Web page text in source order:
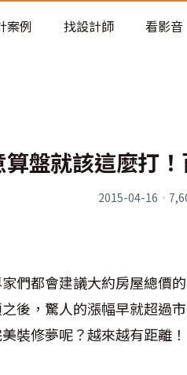
老屋預算分配與高
案例 找設計師 看影音
算盤就該這麼打
2015-04-16 ·
們都會建議大約房屋總價
後，驚人的漲幅早就超過
裝修夢呢？越來越有距離！